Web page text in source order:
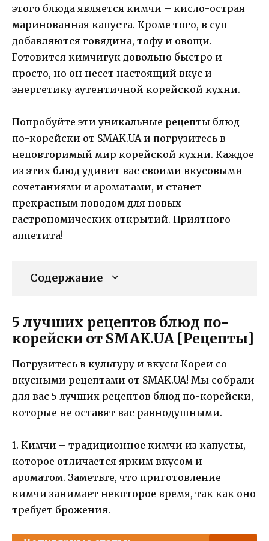
этого блюда является кимчи – кисло-острая
маринованная капуста. Кроме того, в суп
добавляются говядина, тофу и овощи.
Готовится кимчигук довольно быстро и
просто, но он несет настоящий вкус и
энергетику аутентичной корейской кухни.
Попробуйте эти уникальные рецепты блюд
по-корейски от SMAK.UA и погрузитесь в
неповторимый мир корейской кухни. Каждое
из этих блюд удивит вас своими вкусовыми
сочетаниями и ароматами, и станет
прекрасным поводом для новых
гастрономических открытий. Приятного
аппетита!
Содержание
5 лучших рецептов блюд по-
корейски от SMAK.UA [Рецепты]
Погрузитесь в культуру и вкусы Кореи со
вкусными рецептами от SMAK.UA! Мы собрали
для вас 5 лучших рецептов блюд по-корейски,
которые не оставят вас равнодушными.
1. Кимчи – традиционное кимчи из капусты,
которое отличается ярким вкусом и
ароматом. Заметьте, что приготовление
кимчи занимает некоторое время, так как оно
требует брожения.